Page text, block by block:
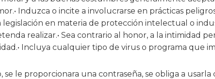
Induzca o incite a involucrarse en prácticas
en materia de protección intelectual o
realizar.• Sea contrario al honor, a la intimidad
Incluya cualquier tipo de virus o programa que
le proporcionara una contraseña, se obliga a